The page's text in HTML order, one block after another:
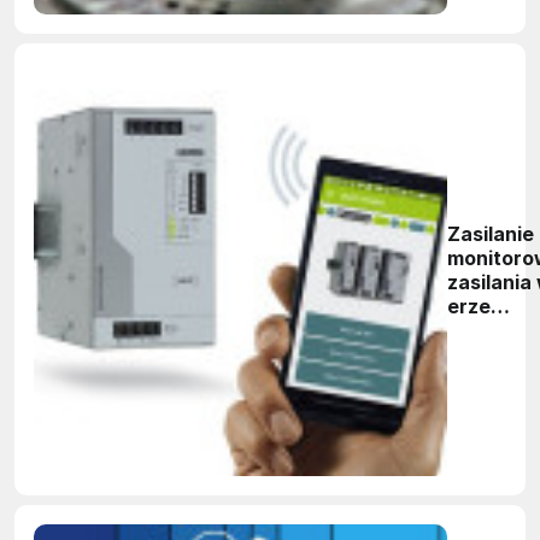
Zasilanie
zasilania
erze